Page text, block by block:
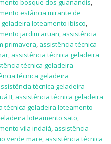
bosque dos guanandis,
estância mirante de
loteamento ibisco,
jardim aruan, assistência
primavera, assistência técnica
, assistência técnica geladeira
técnica geladeira
técnica geladeira
técnica geladeira
II, assistência técnica geladeira
técnica geladeira loteamento
loteamento sato,
vila indaiá, assistência
verde mare, assistência técnica